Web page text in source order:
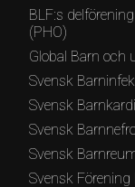
BLF:s
(PHO)
Global Barn och
Svensk
Svensk
Svensk
Svensk
Svensk Förening